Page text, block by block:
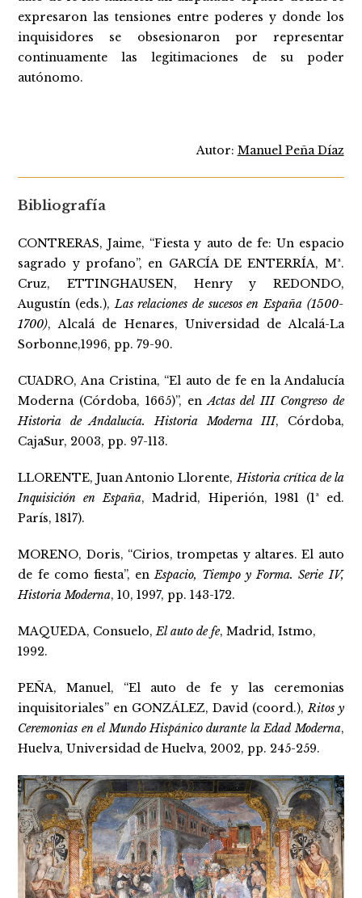
expresaron las tensiones entre poderes y donde los
inquisidores se obsesionaron por representar
continuamente las legitimaciones de su poder
autónomo.
Autor: Manuel Peña Díaz
Bibliografía
CONTRERAS, Jaime, “Fiesta y auto de fe: Un espacio
sagrado y profano”, en GARCÍA DE ENTERRÍA, Mª.
Cruz, ETTINGHAUSEN, Henry y REDONDO,
Augustín (eds.),Las relaciones de sucesos en España (1500-
1700), Alcalá de Henares, Universidad de Alcalá-La
Sorbonne,1996, pp. 79-90.
CUADRO, Ana Cristina, “El auto de fe en la Andalucía
Moderna (Córdoba, 1665)”, enActas del III Congreso de
Historia de Andalucía. Historia Moderna III, Córdoba,
CajaSur, 2003, pp. 97-113.
LLORENTE, Juan Antonio Llorente,Historia crítica de la
Inquisición en España, Madrid, Hiperión, 1981 (1ª ed.
París, 1817).
MORENO, Doris, “Cirios, trompetas y altares. El auto
de fe como fiesta”, enEspacio, Tiempo y Forma. Serie IV,
Historia Moderna, 10, 1997, pp. 143-172.
MAQUEDA, Consuelo,El auto de fe, Madrid, Istmo,
1992.
PEÑA, Manuel, “El auto de fe y las ceremonias
inquisitoriales” en GONZÁLEZ, David (coord.),Ritos y
Ceremonias en el Mundo Hispánico durante la Edad Moderna,
Huelva, Universidad de Huelva, 2002, pp. 245-259.